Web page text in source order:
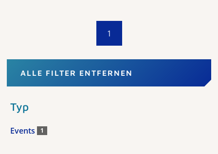
1
ALLE FILTER ENTFERNEN
Typ
Events 1